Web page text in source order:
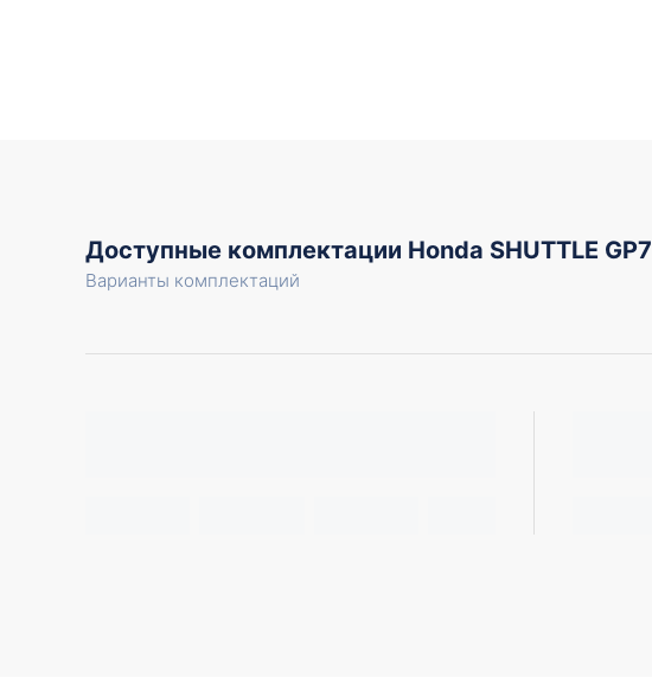
Доступные комплектации Honda SHUTTLE GP7
Варианты комплектаций